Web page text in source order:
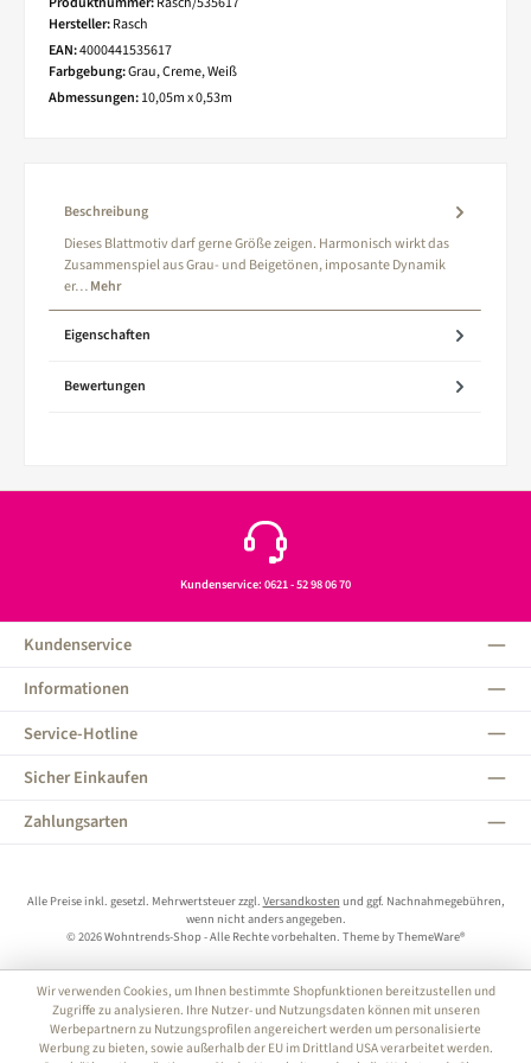
Hersteller:Rasch
EAN:4000441535617
Farbgebung:Grau, Creme, Weiß
Abmessungen:10,05m x 0,53m
Beschreibung
Dieses Blattmotiv darf gerne Größe zeigen. Harmonisch wirkt das
Zusammenspiel aus Grau- und Beigetönen, imposante Dynamik
er…Mehr
Eigenschaften
Bewertungen
Kundenservice: 0621 - 52 98 06 70
Kundenservice
Informationen
Service-Hotline
Sicher Einkaufen
Zahlungsarten
Alle Preise inkl. gesetzl. Mehrwertsteuer zzgl. Versandkosten und ggf. Nachnahmegebühren,
wenn nicht anders angegeben.
© 2026 Wohntrends-Shop - Alle Rechte vorbehalten. Theme byThemeWare®
Wir verwenden Cookies, um Ihnen bestimmte Shopfunktionen bereitzustellen und
Zugriffe zu analysieren. Ihre Nutzer- und Nutzungsdaten können mit unseren
Werbepartnern zu Nutzungsprofilen angereichert werden um personalisierte
Werbung zu bieten, sowie außerhalb der EU im Drittland USA verarbeitet werden.